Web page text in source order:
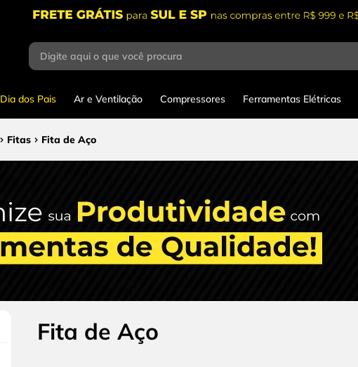
Digite aqui o que você procura
Dia dos Pais Ar e Ventilação Compressores Ferramentas Elétricas
Fitas Fita de Aço
Fita de Aço